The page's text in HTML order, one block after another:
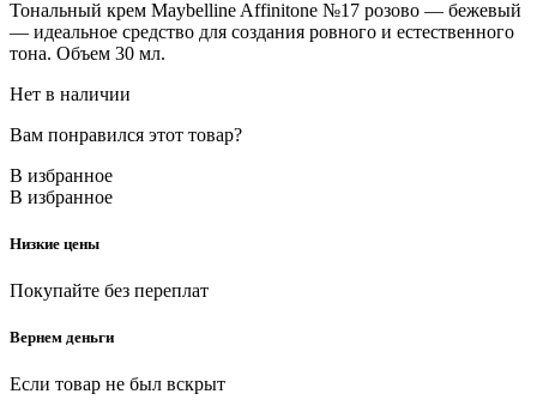
Тональный крем Maybelline Affinitone №17 розово — бежевый
— идеальное средство для создания ровного и естественного
тона. Объем 30 мл.
Нет в наличии
Вам понравился этот товар?
В избранное
В избранное
Низкие цены
Покупайте без переплат
Вернем деньги
Если товар не был вскрыт